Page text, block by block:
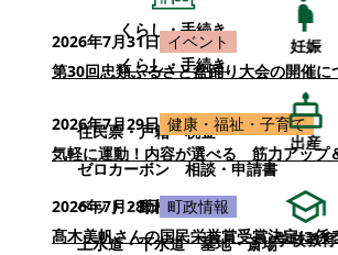
くらし・手続き
くらし・手続き
住民票・戸籍
税金
ゼロカーボン
相談・申請書
ペット・動植物
ごみ
上水道・下水道
墓地・斎場
2026年7月31日 イベント
第30回忠類ふるさと盆踊り大会の開催に
2026年7月29日 健康・福祉・子育て
気軽に運動！内容が選べる 筋力アップ
2026年7月28日 町政情報
髙木美帆さんの国民栄誉賞受賞決定に係
妊娠
出産
学校教育